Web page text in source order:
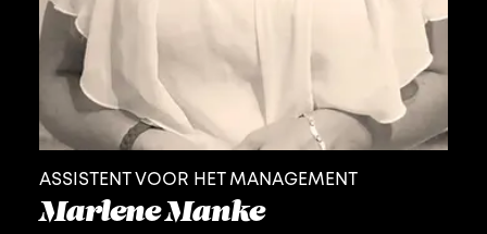
ASSISTENT VOOR HET MANAGEMENT
Marlene Manke